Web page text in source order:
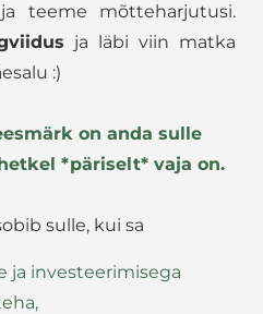
teeme mõtteharjutusi.
ja läbi viin matka
:)
on anda sulle
*päriselt* vaja on.
sulle, kui sa
ja investeerimisega